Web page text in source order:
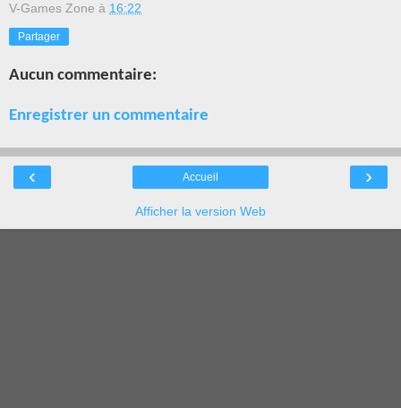
V-Games Zone à 16:22
Partager
Aucun commentaire:
Enregistrer un commentaire
‹ ›
Accueil
Afficher la version Web